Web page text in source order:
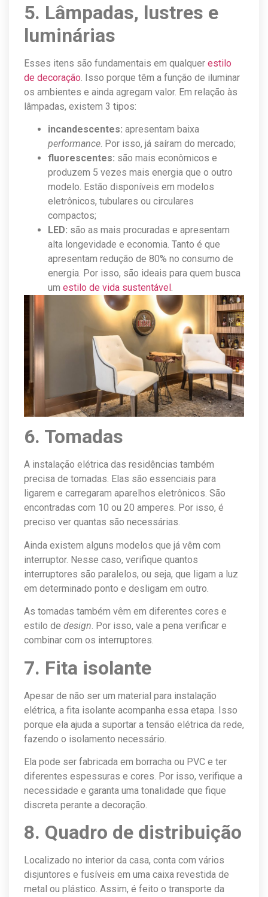
5. Lâmpadas, lustres e
luminárias
Esses itens são fundamentais em qualquer estilo
de decoração . Isso porque têm a função de iluminar
os ambientes e ainda agregam valor. Em relação às
lâmpadas, existem 3 tipos:
incandescentes: apresentam baixa
performance. Por isso, já saíram do mercado;
fluorescentes: são mais econômicos e
produzem 5 vezes mais energia que o outro
modelo. Estão disponíveis em modelos
eletrônicos, tubulares ou circulares
compactos;
LED: são as mais procuradas e apresentam
alta longevidade e economia. Tanto é que
apresentam redução de 80% no consumo de
energia. Por isso, são ideais para quem busca
um estilo de vida sustentável.
6. Tomadas
A instalação elétrica das residências também
precisa de tomadas. Elas são essenciais para
ligarem e carregaram aparelhos eletrônicos. São
encontradas com 10 ou 20 amperes. Por isso, é
preciso ver quantas são necessárias.
Ainda existem alguns modelos que já vêm com
interruptor. Nesse caso, verifique quantos
interruptores são paralelos, ou seja, que ligam a luz
em determinado ponto e desligam em outro.
As tomadas também vêm em diferentes cores e
estilo de design. Por isso, vale a pena verificar e
combinar com os interruptores.
7. Fita isolante
Apesar de não ser um material para instalação
elétrica, a fita isolante acompanha essa etapa. Isso
porque ela ajuda a suportar a tensão elétrica da rede,
fazendo o isolamento necessário.
Ela pode ser fabricada em borracha ou PVC e ter
diferentes espessuras e cores. Por isso, verifique a
necessidade e garanta uma tonalidade que fique
discreta perante a decoração.
8. Quadro de distribuição
Localizado no interior da casa, conta com vários
disjuntores e fusíveis em uma caixa revestida de
metal ou plástico. Assim, é feito o transporte da